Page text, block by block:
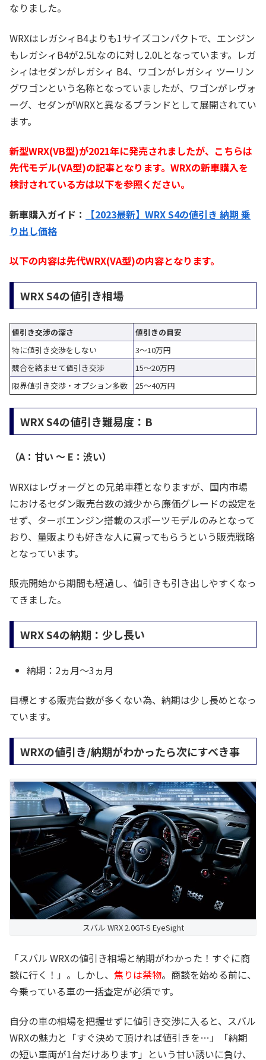
なりました。
WRXはレガシィB4よりも1サイズコンパクトで、エンジン
もレガシィB4が2.5Lなのに対し2.0Lとなっています。レガ
シィはセダンがレガシィ B4、ワゴンがレガシィ ツーリン
グワゴンという名称となっていましたが、ワゴンがレヴォ
ーグ、セダンがWRXと異なるブランドとして展開されてい
ます。
新型WRX(VB型)が2021年に発売されましたが、こちらは
先代モデル(VA型)の記事となります。WRXの新車購入を
検討されている方は以下を参照ください。
新車購入ガイド：
【2023最新】WRX S4の値引き 納期 乗
り出し価格
以下の内容は先代WRX(VA型)の内容となります。
WRX S4の値引き相場
値引き交渉の深さ
値引きの目安
特に値引き交渉をしない
3～10万円
競合を絡ませて値引き交渉
15～20万円
限界値引き交渉・オプション多数
25～40万円
WRX S4の値引き難易度：B
（A：甘い ～ E：渋い）
WRXはレヴォーグとの兄弟車種となりますが、国内市場
におけるセダン販売台数の減少から廉価グレードの設定を
せず、ターボエンジン搭載のスポーツモデルのみとなって
おり、量販よりも好きな人に買ってもらうという販売戦略
となっています。
販売開始から期間も経過し、値引きも引き出しやすくなっ
てきました。
WRX S4の納期：少し長い
納期：2ヵ月～3ヵ月
目標とする販売台数が多くない為、納期は少し長めとなっ
ています。
WRXの値引き/納期がわかったら次にすべき事
スバル WRX 2.0GT-S EyeSight
「スバル WRXの値引き相場と納期がわかった！すぐに商
談に行く！」。しかし、 焦りは禁物。商談を始める前に、
今乗っている車の一括査定が必須です。
自分の車の相場を把握せずに値引き交渉に入ると、スバル
WRXの魅力と「すぐ決めて頂ければ値引きを…」「納期
の短い車両が1台だけあります」という甘い誘いに負け、